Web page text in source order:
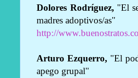
Dolores Rodríguez, "El
madres adoptivos/as"
http://
Arturo Ezquerro, "El
apego grupal"